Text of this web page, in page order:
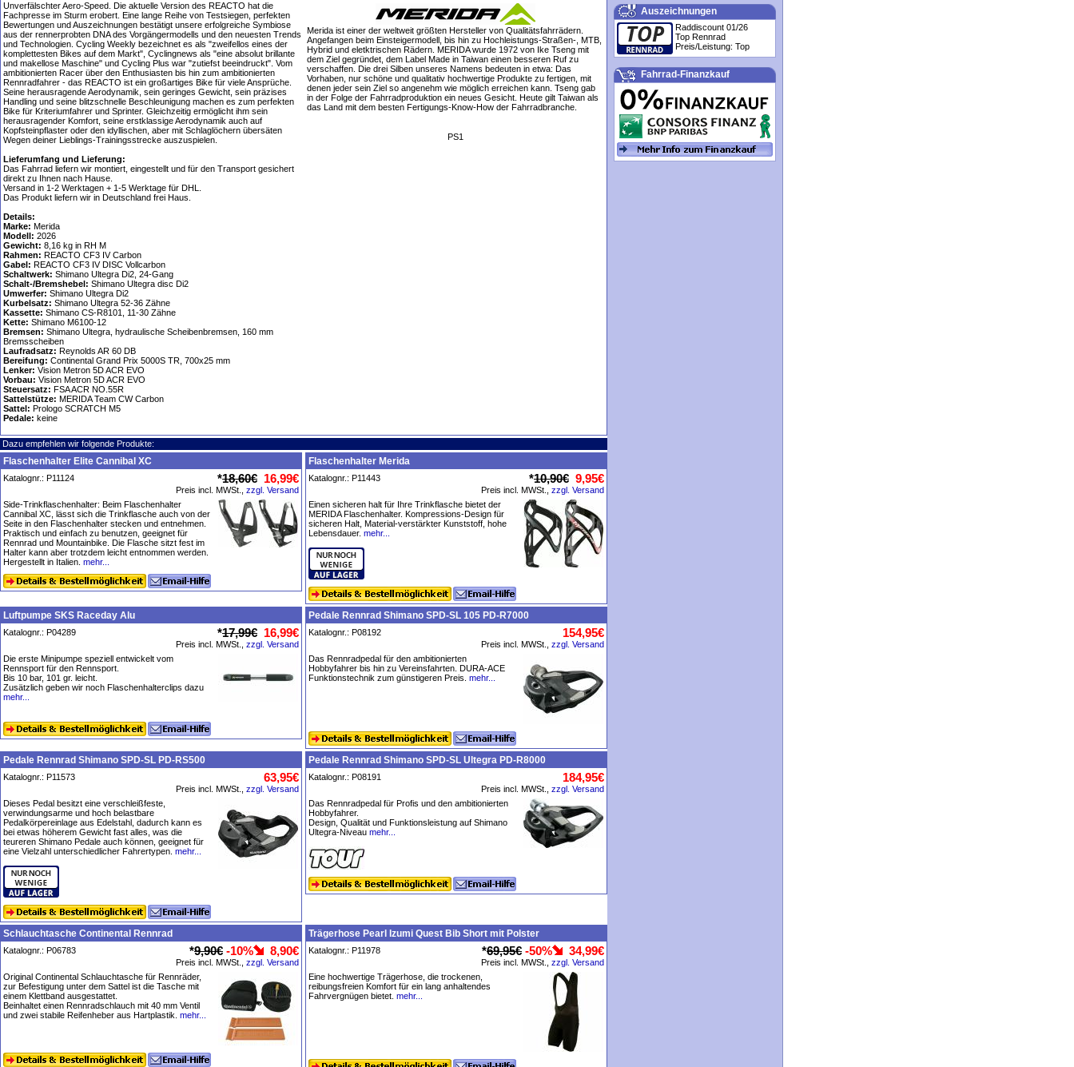
Unverfälschter Aero-Speed. Die aktuelle Version des REACTO hat die
Fachpresse im Sturm erobert. Eine lange Reihe von Testsiegen, perfekten
Bewertungen und Auszeichnungen bestätigt unsere erfolgreiche Symbiose
aus der rennerprobten DNA des Vorgängermodells und den neuesten Trends
und Technologien. Cycling Weekly bezeichnet es als "zweifellos eines der
komplettesten Bikes auf dem Markt", Cyclingnews als "eine absolut brillante
und makellose Maschine" und Cycling Plus war "zutiefst beeindruckt". Vom
ambitionierten Racer über den Enthusiasten bis hin zum ambitionierten
Rennradfahrer - das REACTO ist ein großartiges Bike für viele Ansprüche.
Seine herausragende Aerodynamik, sein geringes Gewicht, sein präzises
Handling und seine blitzschnelle Beschleunigung machen es zum perfekten
Bike für Kriteriumfahrer und Sprinter. Gleichzeitig ermöglicht ihm sein
herausragender Komfort, seine erstklassige Aerodynamik auch auf
Kopfsteinpflaster oder den idyllischen, aber mit Schlaglöchern übersäten
Wegen deiner Lieblings-Trainingsstrecke auszuspielen.
Lieferumfang und Lieferung:
Das Fahrrad liefern wir montiert, eingestellt und für den Transport gesichert
direkt zu Ihnen nach Hause.
Versand in 1-2 Werktagen + 1-5 Werktage für DHL.
Das Produkt liefern wir in Deutschland frei Haus.
Details:
Marke: Merida
Modell: 2026
Gewicht: 8,16 kg in RH M
Rahmen: REACTO CF3 IV Carbon
Gabel: REACTO CF3 IV DISC Vollcarbon
Schaltwerk: Shimano Ultegra Di2, 24-Gang
Schalt-/Bremshebel: Shimano Ultegra disc Di2
Umwerfer: Shimano Ultegra Di2
Kurbelsatz: Shimano Ultegra 52-36 Zähne
Kassette: Shimano CS-R8101, 11-30 Zähne
Kette: Shimano M6100-12
Bremsen: Shimano Ultegra, hydraulische Scheibenbremsen, 160 mm
Bremsscheiben
Laufradsatz: Reynolds AR 60 DB
Bereifung: Continental Grand Prix 5000S TR, 700x25 mm
Lenker: Vision Metron 5D ACR EVO
Vorbau: Vision Metron 5D ACR EVO
Steuersatz: FSA ACR NO.55R
Sattelstütze: MERIDA Team CW Carbon
Sattel: Prologo SCRATCH M5
Pedale: keine
Merida ist einer der weltweit größten Hersteller von Qualitätsfahrrädern.
Angefangen beim Einsteigermodell, bis hin zu Hochleistungs-Straßen-, MTB,
Hybrid und eletktrischen Rädern. MERIDA wurde 1972 von Ike Tseng mit
dem Ziel gegründet, dem Label Made in Taiwan einen besseren Ruf zu
verschaffen. Die drei Silben unseres Namens bedeuten in etwa: Das
Vorhaben, nur schöne und qualitativ hochwertige Produkte zu fertigen, mit
denen jeder sein Ziel so angenehm wie möglich erreichen kann. Tseng gab
in der Folge der Fahrradproduktion ein neues Gesicht. Heute gilt Taiwan als
das Land mit dem besten Fertigungs-Know-How der Fahrradbranche.
PS1
Auszeichnungen
Raddiscount 01/26
Top Rennrad
Preis/Leistung: Top
Fahrrad-Finanzkauf
Dazu empfehlen wir folgende Produkte:
Flaschenhalter Elite Cannibal XC
Katalognr.: P11124 *18,60€ 16,99€
Preis incl. MWSt., zzgl. Versand
Side-Trinkflaschenhalter: Beim Flaschenhalter
Cannibal XC, lässt sich die Trinkflasche auch von der
Seite in den Flaschenhalter stecken und entnehmen.
Praktisch und einfach zu benutzen, geeignet für
Rennrad und Mountainbike. Die Flasche sitzt fest im
Halter kann aber trotzdem leicht entnommen werden.
Hergestellt in Italien. mehr...
Flaschenhalter Merida
Katalognr.: P11443 *10,90€ 9,95€
Preis incl. MWSt., zzgl. Versand
Einen sicheren halt für Ihre Trinkflasche bietet der
MERIDA Flaschenhalter. Kompressions-Design für
sicheren Halt, Material-verstärkter Kunststoff, hohe
Lebensdauer. mehr...
Luftpumpe SKS Raceday Alu
Katalognr.: P04289 *17,99€ 16,99€
Preis incl. MWSt., zzgl. Versand
Die erste Minipumpe speziell entwickelt vom
Rennsport für den Rennsport.
Bis 10 bar, 101 gr. leicht.
Zusätzlich geben wir noch Flaschenhalterclips dazu
mehr...
Pedale Rennrad Shimano SPD-SL 105 PD-R7000
Katalognr.: P08192 154,95€
Preis incl. MWSt., zzgl. Versand
Das Rennradpedal für den ambitionierten
Hobbyfahrer bis hin zu Vereinsfahrten. DURA-ACE
Funktionstechnik zum günstigeren Preis. mehr...
Pedale Rennrad Shimano SPD-SL PD-RS500
Katalognr.: P11573 63,95€
Preis incl. MWSt., zzgl. Versand
Dieses Pedal besitzt eine verschleißfeste,
verwindungsarme und hoch belastbare
Pedalkörpereinlage aus Edelstahl, dadurch kann es
bei etwas höherem Gewicht fast alles, was die
teureren Shimano Pedale auch können, geeignet für
eine Vielzahl unterschiedlicher Fahrertypen. mehr...
Pedale Rennrad Shimano SPD-SL Ultegra PD-R8000
Katalognr.: P08191 184,95€
Preis incl. MWSt., zzgl. Versand
Das Rennradpedal für Profis und den ambitionierten
Hobbyfahrer.
Design, Qualität und Funktionsleistung auf Shimano
Ultegra-Niveau mehr...
Schlauchtasche Continental Rennrad
Katalognr.: P06783 *9,90€ -10% 8,90€
Preis incl. MWSt., zzgl. Versand
Original Continental Schlauchtasche für Rennräder,
zur Befestigung unter dem Sattel ist die Tasche mit
einem Klettband ausgestattet.
Beinhaltet einen Rennradschlauch mit 40 mm Ventil
und zwei stabile Reifenheber aus Hartplastik. mehr...
Trägerhose Pearl Izumi Quest Bib Short mit Polster
Katalognr.: P11978 *69,95€ -50% 34,99€
Preis incl. MWSt., zzgl. Versand
Eine hochwertige Trägerhose, die trockenen,
reibungsfreien Komfort für ein lang anhaltendes
Fahrvergnügen bietet. mehr...